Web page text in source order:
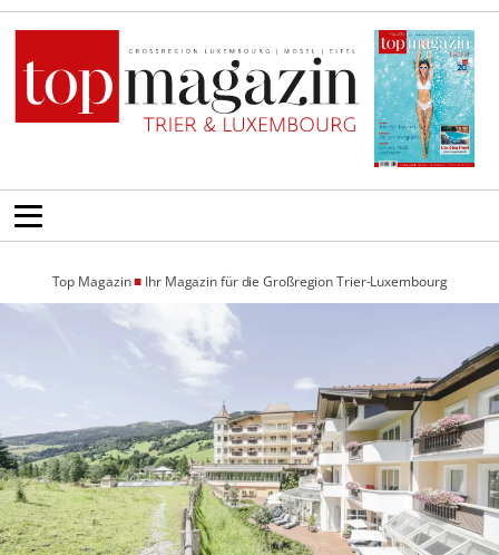
Top Magazin■ Ihr Magazin für die Großregion Trier-Luxembourg